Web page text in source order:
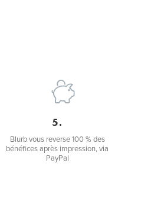
5.
Blurb vous reverse 100 % des
bénéfices après impression, via
PayPal